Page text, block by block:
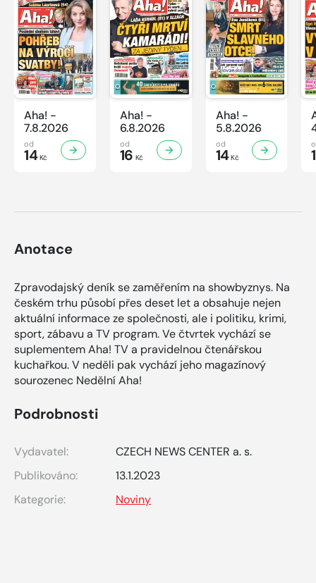
Aha! -
7.8.2026
od
14Kč
Aha! -
6.8.2026
od
16 Kč
Aha! -
5.8.2026
od
14Kč
Anotace
Zpravodajský deník se zaměřením na showbyznys. Na
českém trhu působí přes deset let a obsahuje nejen
aktuální informace ze společnosti, ale i politiku, krimi,
sport, zábavu a TV program. Ve čtvrtek vychází se
suplementem Aha! TV a pravidelnou čtenářskou
kuchařkou. V neděli pak vychází jeho magazínový
sourozenec Nedělní Aha!
Podrobnosti
Vydavatel:
CZECH NEWS CENTER a. s.
Publikováno:
13.1.2023
Kategorie:
Noviny